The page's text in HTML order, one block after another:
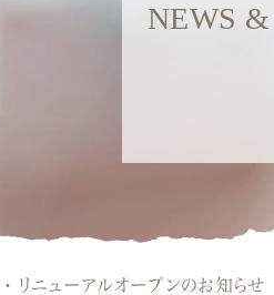
NEWS &
リニューアルオープンのお知らせ